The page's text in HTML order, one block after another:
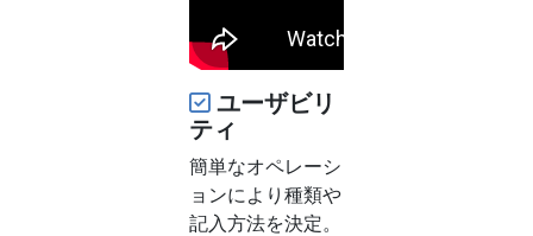
ユーザビリ
ティ
簡単なオペレーシ
ョンにより種類や
記入方法を決定。